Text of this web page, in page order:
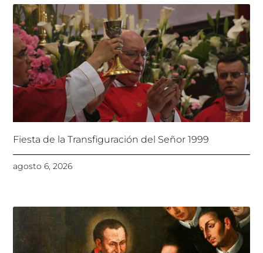
Fiesta de la Transfiguración del Señor 1999
agosto 6, 2026